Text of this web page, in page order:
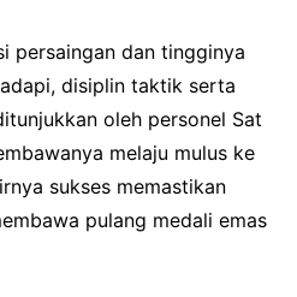
persaingan dan tingginya
disiplin taktik serta
oleh personel Sat
melaju mulus ke
sukses memastikan
pulang medali emas